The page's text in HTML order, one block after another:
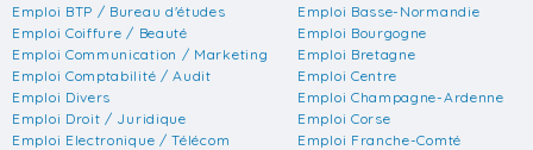
Emploi BTP / Bureau d'études
Emploi Coiffure / Beauté
Emploi Communication / Marketing
Emploi Comptabilité / Audit
Emploi Divers
Emploi Droit / Juridique
Emploi Electronique / Télécom
Emploi Basse-Normandie
Emploi Bourgogne
Emploi Bretagne
Emploi Centre
Emploi Champagne-Ardenne
Emploi Corse
Emploi Franche-Comté